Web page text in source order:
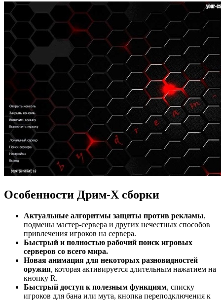
Особенности Дрим-Х сборки
Актуальные алгоритмы защиты против рекламы,
подмены мастер-сервера и других нечестных способов
привлечения игроков на сервера.
Быстрый и полностью рабочий поиск игровых
серверов со всего мира.
Новая анимация для некоторых разновидностей
оружия, которая активируется длительным нажатием на
кнопку R.
Быстрый доступ к полезным функциям, списку
игроков для бана или мута, кнопка переподключения к